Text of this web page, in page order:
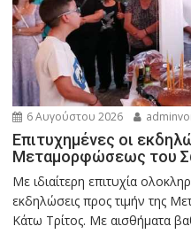
6 Αυγούστου 2026
Επιτυχημένες οι
Μεταμορφώσεως του
Με ιδιαίτερη επιτυχία
εκδηλώσεις προς τιμήν της
Κάτω Τρίτος. Με αισθήματα